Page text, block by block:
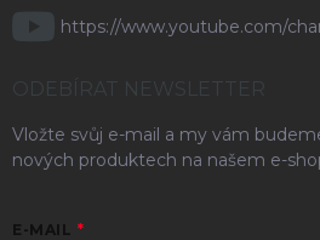
https://www.youtube.com/
ODEBÍRAT NEWSLETTER
Vložte svůj e-mail a my vám
nových produktech na našem e-
E-MAIL